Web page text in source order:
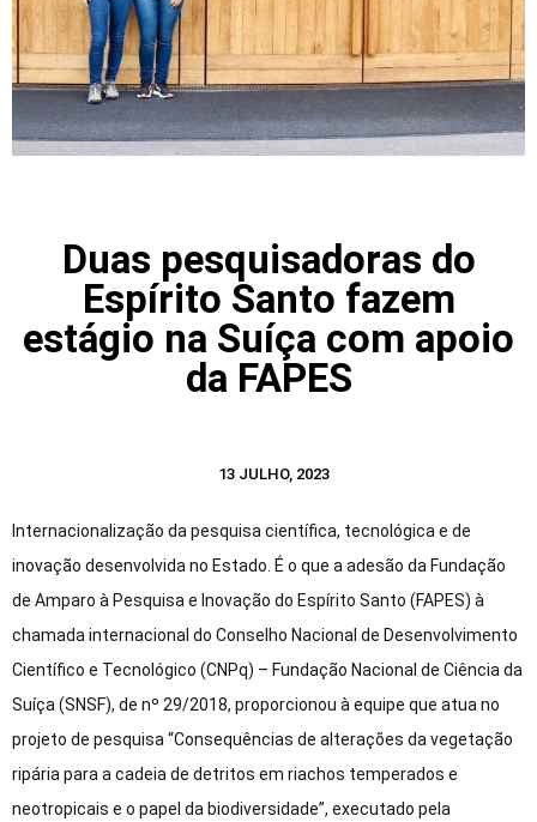
Duas pesquisadoras do
Espírito Santo fazem
estágio na Suíça com apoio
da FAPES
13 JULHO, 2023
Internacionalização da pesquisa científica, tecnológica e de
inovação desenvolvida no Estado. É o que a adesão da Fundação
de Amparo à Pesquisa e Inovação do Espírito Santo (FAPES) à
chamada internacional do Conselho Nacional de Desenvolvimento
Científico e Tecnológico (CNPq) – Fundação Nacional de Ciência da
Suíça (SNSF), de nº 29/2018, proporcionou à equipe que atua no
projeto de pesquisa “Consequências de alterações da vegetação
ripária para a cadeia de detritos em riachos temperados e
neotropicais e o papel da biodiversidade”, executado pela